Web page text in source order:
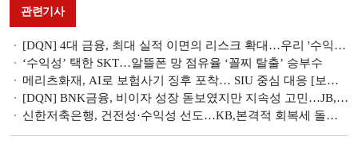
관련기사
[DQN] 4대 금융, 최대 실적 이면의 리스크 확대…우리 '수익성'·하나 '손실흡수력' 과제 [금융사 2026 1분기 리그테이블]
‘수익성’ 택한 SKT…알뜰폰 망 점유율 ‘꼴찌 탈출’ 승부수
메리츠화재, AI로 보험사기 징후 포착… SIU 중심 대응 [보험사기 대응 역량 점검]
[DQN] BNK금융, 비이자 성장 돋보였지만 지속성 고민…JB, 충당금에 ‘발목’
신한저축은행, 건전성·수익성 선도…KB,본격적 회복세 돌입 [KB·신한 맞수 대결]